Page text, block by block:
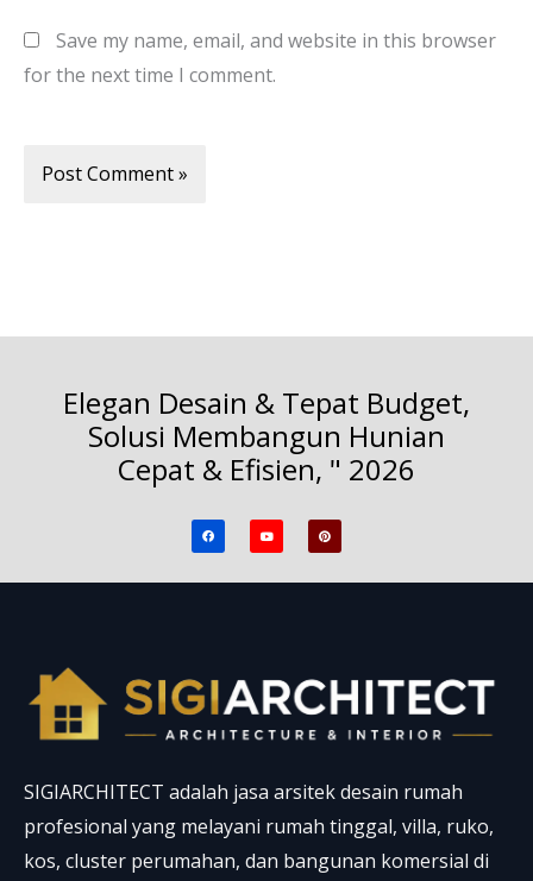
Save my name, email, and website in this browser
for the next time I comment.
Elegan Desain & Tepat Budget,
Solusi Membangun Hunian
Cepat & Efisien, " 2026
F
a
c
o
Y
o
b
P
i
n
r
SIGIARCHITECT adalah jasa arsitek desain rumah
profesional yang melayani rumah tinggal, villa, ruko,
kos, cluster perumahan, dan bangunan komersial di